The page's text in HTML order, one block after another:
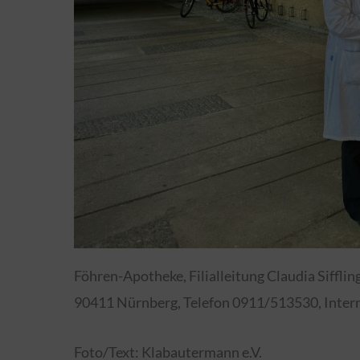
Föhren-Apotheke, Filialleitung Claudia
90411 Nürnberg, Telefon 0911/513530,
Foto/Text: Klabautermann e.V.